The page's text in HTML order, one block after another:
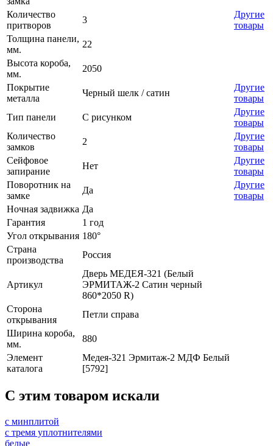
Количество
притворов
3
Другие
товары
Толщина панели,
мм.
22
Высота короба,
мм.
2050
Покрытие
металла
Черный шелк / сатин
Другие
товары
Тип панели
С рисунком
Другие
товары
Количество
замков
2
Другие
товары
Сейфовое
запирание
Нет
Другие
товары
Поворотник на
замке
Да
Другие
товары
Ночная задвижка Да
Гарантия
1 год
Угол открывания 180°
Страна
производства
Россия
Артикул
Дверь МЕДЕЯ-321 (Белый
ЭРМИТАЖ-2 Сатин черный
860*2050 R)
Сторона
открывания
Петли справа
Ширина короба,
мм.
880
Элемент
каталога
Медея-321 Эрмитаж-2 МДФ Белый
[5792]
C этим товаром искали
с минплитой
с тремя уплотнителями
белые